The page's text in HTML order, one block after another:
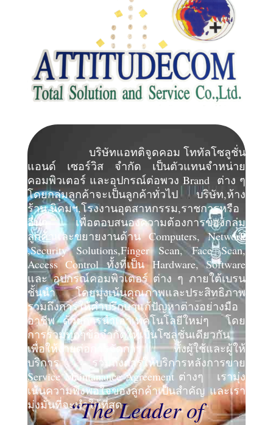
บริษัทแอทติจูดคอม โททัลโซลูชั่น
แอนด์ เซอร์วิส จำกัด เป็นตัวแทนจำหน่าย
คอมพิวเตอร์ และอุปกรณ์ต่อพวง Brand ต่าง ๆ
โดยกลุ่มลูกค้าจะเป็นลูกค้าทั่วไป บริษัท,ห้าง
ร้าน,นิคมฯ,โรงงานอุตสาหกรรม,ราชการหรือ
อื่นๆ เพื่อตอบสนองความต้องการของกลุ่ม
ลูกค้าและขยายงานด้าน Computers, Network
,Security Solutions,Finger Scan, Face Scan,
Access Control ทั้งที่เป็น Hardware, Software
และ อุปกรณ์คอมพิวเตอร์ ต่าง ๆ ภายใต้เบรน
ชั้นนำ โดยมุ่งเน้นคุณภาพและประสิทธิภาพ
รวมถึงการให้คำปรึกษาแก้ปัญหาต่างอย่างมือ
อาชีพ ด้วยการนำเอาเทคโนโลยีใหม่ๆ โดย
การรวมทุกๆข้อจำกัดให้เป็นโซลูชั่นเดียวกัน
เพื่อให้ง่ายต่อการจัดการ ทั้งผู้ใช้และผู้ให้
บริการ รวมถึงการให้บริการหลังการขาย
Service Maintanance Agreement ต่างๆ เรามุ่ง
เน้นความพึงพอใจของลูกค้าเป็นสำคัญ และเรา
มุ่งมั่นที่จะทำให้ที่สุด
“The Leader of